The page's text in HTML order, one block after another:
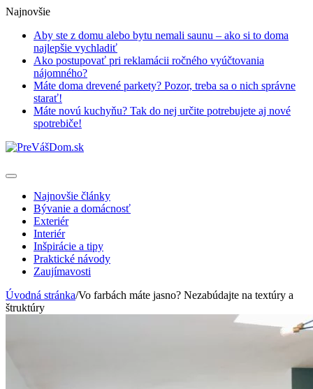
Najnovšie
Aby ste z domu alebo bytu nemali saunu – ako si to doma
najlepšie vychladiť
Ako postupovať pri reklamácii ročného vyúčtovania
nájomného?
Máte doma drevené parkety? Pozor, treba sa o nich správne
starať!
Máte novú kuchyňu? Tak do nej určite potrebujete aj nové
spotrebiče!
Najnovšie články
Bývanie a domácnosť
Exteriér
Interiér
Inšpirácie a tipy
Praktické návody
Zaujímavosti
Úvodná stránka/Vo farbách máte jasno? Nezabúdajte na textúry a
štruktúry